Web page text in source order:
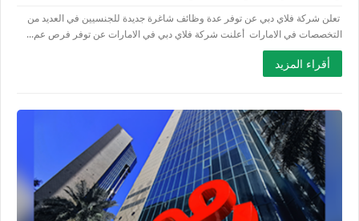
تعلن شركة فلاي دبي عن توفر عدة وظائف شاغرة جديدة للجنسيين في العديد من
التخصصات في الامارات أعلنت شركة فلاي دبي في الامارات عن توفر فرص عم...
أقراء المزيد